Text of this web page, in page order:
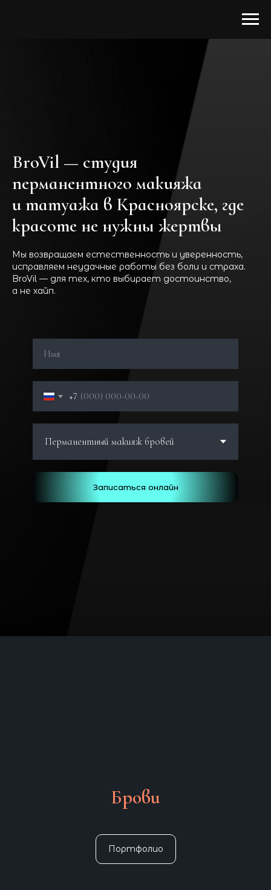
BroVil — студия
перманентного макияжа
и татуажа в Красноярске, где
красоте не нужны жертвы
Мы возвращаем естественность и уверенность,
исправляем неудачные работы без боли и страха.
BroVil — для тех, кто выбирает достоинство,
а не хайп.
+7
Записаться онлайн
Брови
Портфолио